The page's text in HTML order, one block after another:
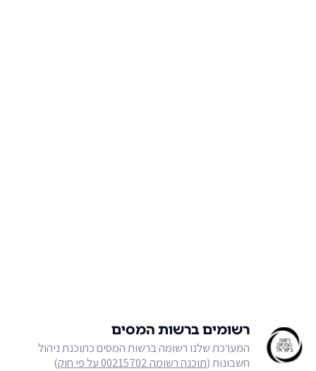
רשומים ברשות המסים
המערכת שלנו רשומה ברשות המסים כתוכנת ניהול
חשבונות (תוכנה רשומה 00215702 על פי חוק )